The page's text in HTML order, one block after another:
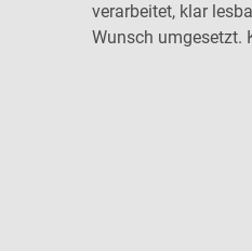
verarbeitet, klar
Wunsch umgesetzt.